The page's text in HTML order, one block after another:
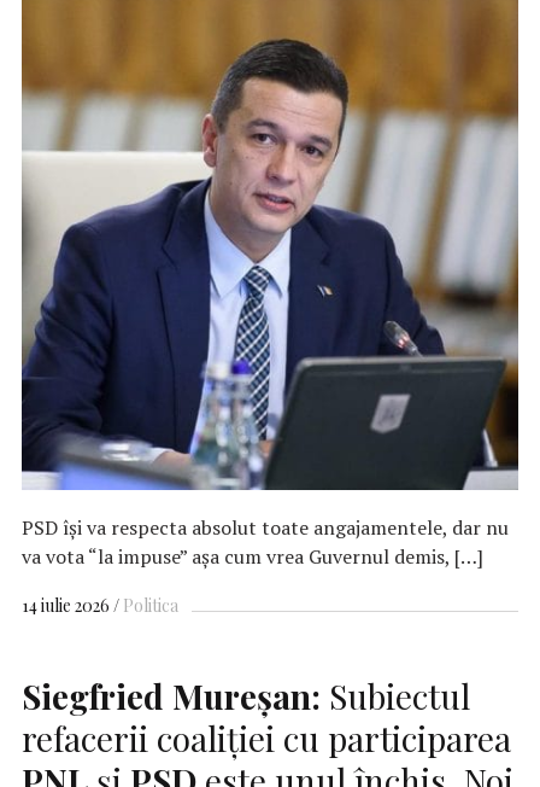
PSD îşi va respecta absolut toate angajamentele, dar nu
va vota “la impuse” aşa cum vrea Guvernul demis, […]
14 iulie 2026 Politica
Siegfried Mureşan: Subiectul
refacerii coaliţiei cu participarea